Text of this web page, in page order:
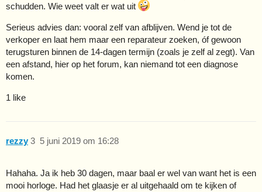
schudden. Wie weet valt er wat uit
Serieus advies dan: vooral zelf van afblijven. Wend je tot de
verkoper en laat hem maar een reparateur zoeken, óf gewoon
terugsturen binnen de 14-dagen termijn (zoals je zelf al zegt). Van
een afstand, hier op het forum, kan niemand tot een diagnose
komen.
1 like
rezzy 5 juni 2019 om 16:28
3
Hahaha. Ja ik heb 30 dagen, maar baal er wel van want het is een
mooi horloge. Had het glaasje er al uitgehaald om te kijken of